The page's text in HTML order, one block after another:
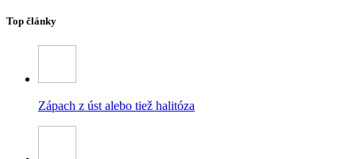
Top články
Zápach z úst alebo tiež halitóza